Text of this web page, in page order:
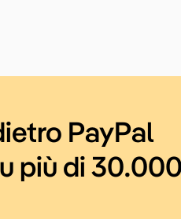
PayPal
più di 30.000